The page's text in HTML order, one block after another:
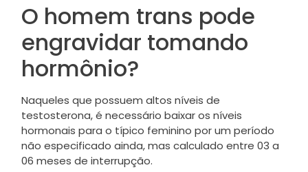
O homem trans pode
engravidar tomando
hormônio?
Naqueles que possuem altos níveis de
testosterona, é necessário baixar os níveis
hormonais para o típico feminino por um período
não especificado ainda, mas calculado entre 03 a
06 meses de interrupção.